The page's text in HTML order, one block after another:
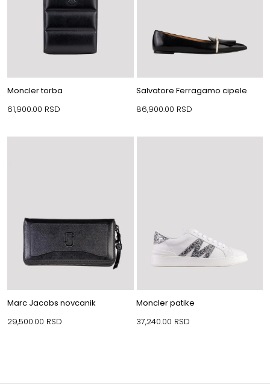
Moncler torba
61,900.00 RSD
Salvatore Ferragamo cipele
86,900.00 RSD
Marc Jacobs novcanik
29,500.00 RSD
Moncler patike
37,240.00 RSD